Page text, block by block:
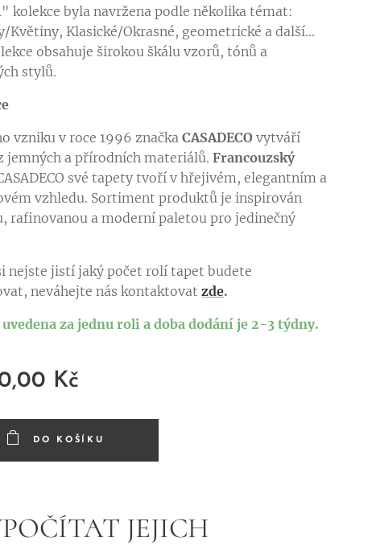
kolekce byla navržena podle několika témat:
Květiny, Klasické/Okrasné, geometrické a další...
obsahuje širokou škálu vzorů, tónů a
stylů.
vzniku v roce 1996 značkaCASADECO vytváří
jemných a přírodních materiálů.Francouzský
své tapety tvoří v hřejivém, elegantním a
vzhledu. Sortiment produktů je inspirován
rafinovanou a moderní paletou pro jedinečný
nejste jistí jaký počet rolí tapet budete
neváhejte nás kontaktovatzde.
uvedena za jednu roli a doba dodání je 2-3 týdny.
Kč
DO KOŠÍKU
JEJICH